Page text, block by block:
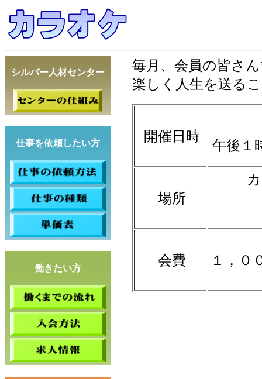
シルバー人材センター
毎月、会員の皆さ
楽しく人生を送る
開催日時
午後１
場所
会費 １，０
仕事を依頼したい方
働きたい方